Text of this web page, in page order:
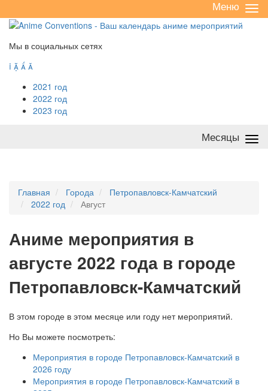
/
Меню
Мы в социальных сетях
   
2021 год
2022 год
2023 год
Месяцы
Главная Города
Петропавловск-Камчатский
2022 год
Август
Аниме мероприятия в
августе 2022 года в городе
Петропавловск-Камчатский
В этом городе в этом месяце или году нет мероприятий.
Но Вы можете посмотреть:
Мероприятия в городе Петропавловск-Камчатский в
2026 году
Мероприятия в городе Петропавловск-Камчатский в